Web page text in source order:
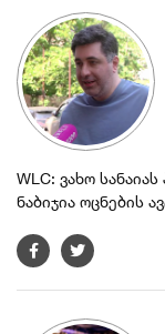
WLC: ვახო
ნაბიჯია ოცნების